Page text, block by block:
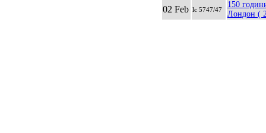
02 Feb lc 5747/47
150
Лондон (